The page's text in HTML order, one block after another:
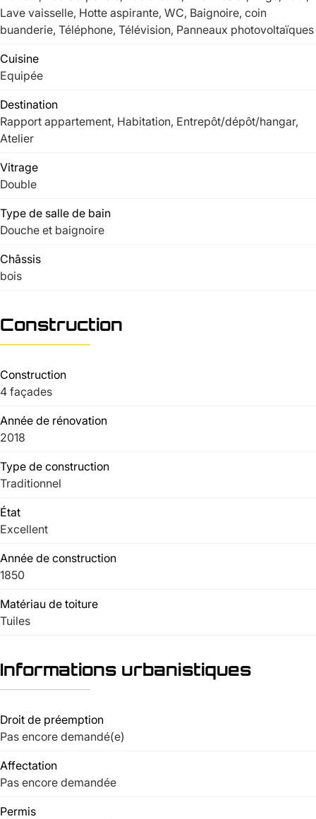
Lave vaisselle, Hotte aspirante, WC, Baignoire, coin
buanderie, Téléphone, Télévision, Panneaux photovoltaïques
Cuisine
Equipée
Destination
Rapport appartement, Habitation, Entrepôt/dépôt/hangar,
Atelier
Vitrage
Double
Type de salle de bain
Douche et baignoire
Châssis
bois
Construction
Construction
4 façades
Année de rénovation
2018
Type de construction
Traditionnel
État
Excellent
Année de construction
1850
Matériau de toiture
Tuiles
Informations urbanistiques
Droit de préemption
Pas encore demandé(e)
Affectation
Pas encore demandée
Permis